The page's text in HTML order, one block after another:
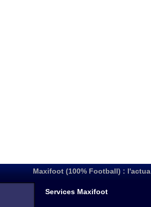
Maxifoot (100% Football) :
Services Maxifoot